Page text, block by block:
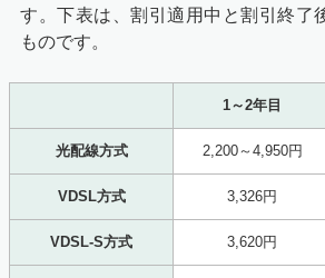
す。下表は、割引適用中と割引終了
ものです。
1～2年目
光配線方式 2,200～4,950円
VDSL方式 3,326円
VDSL-S方式 3,620円